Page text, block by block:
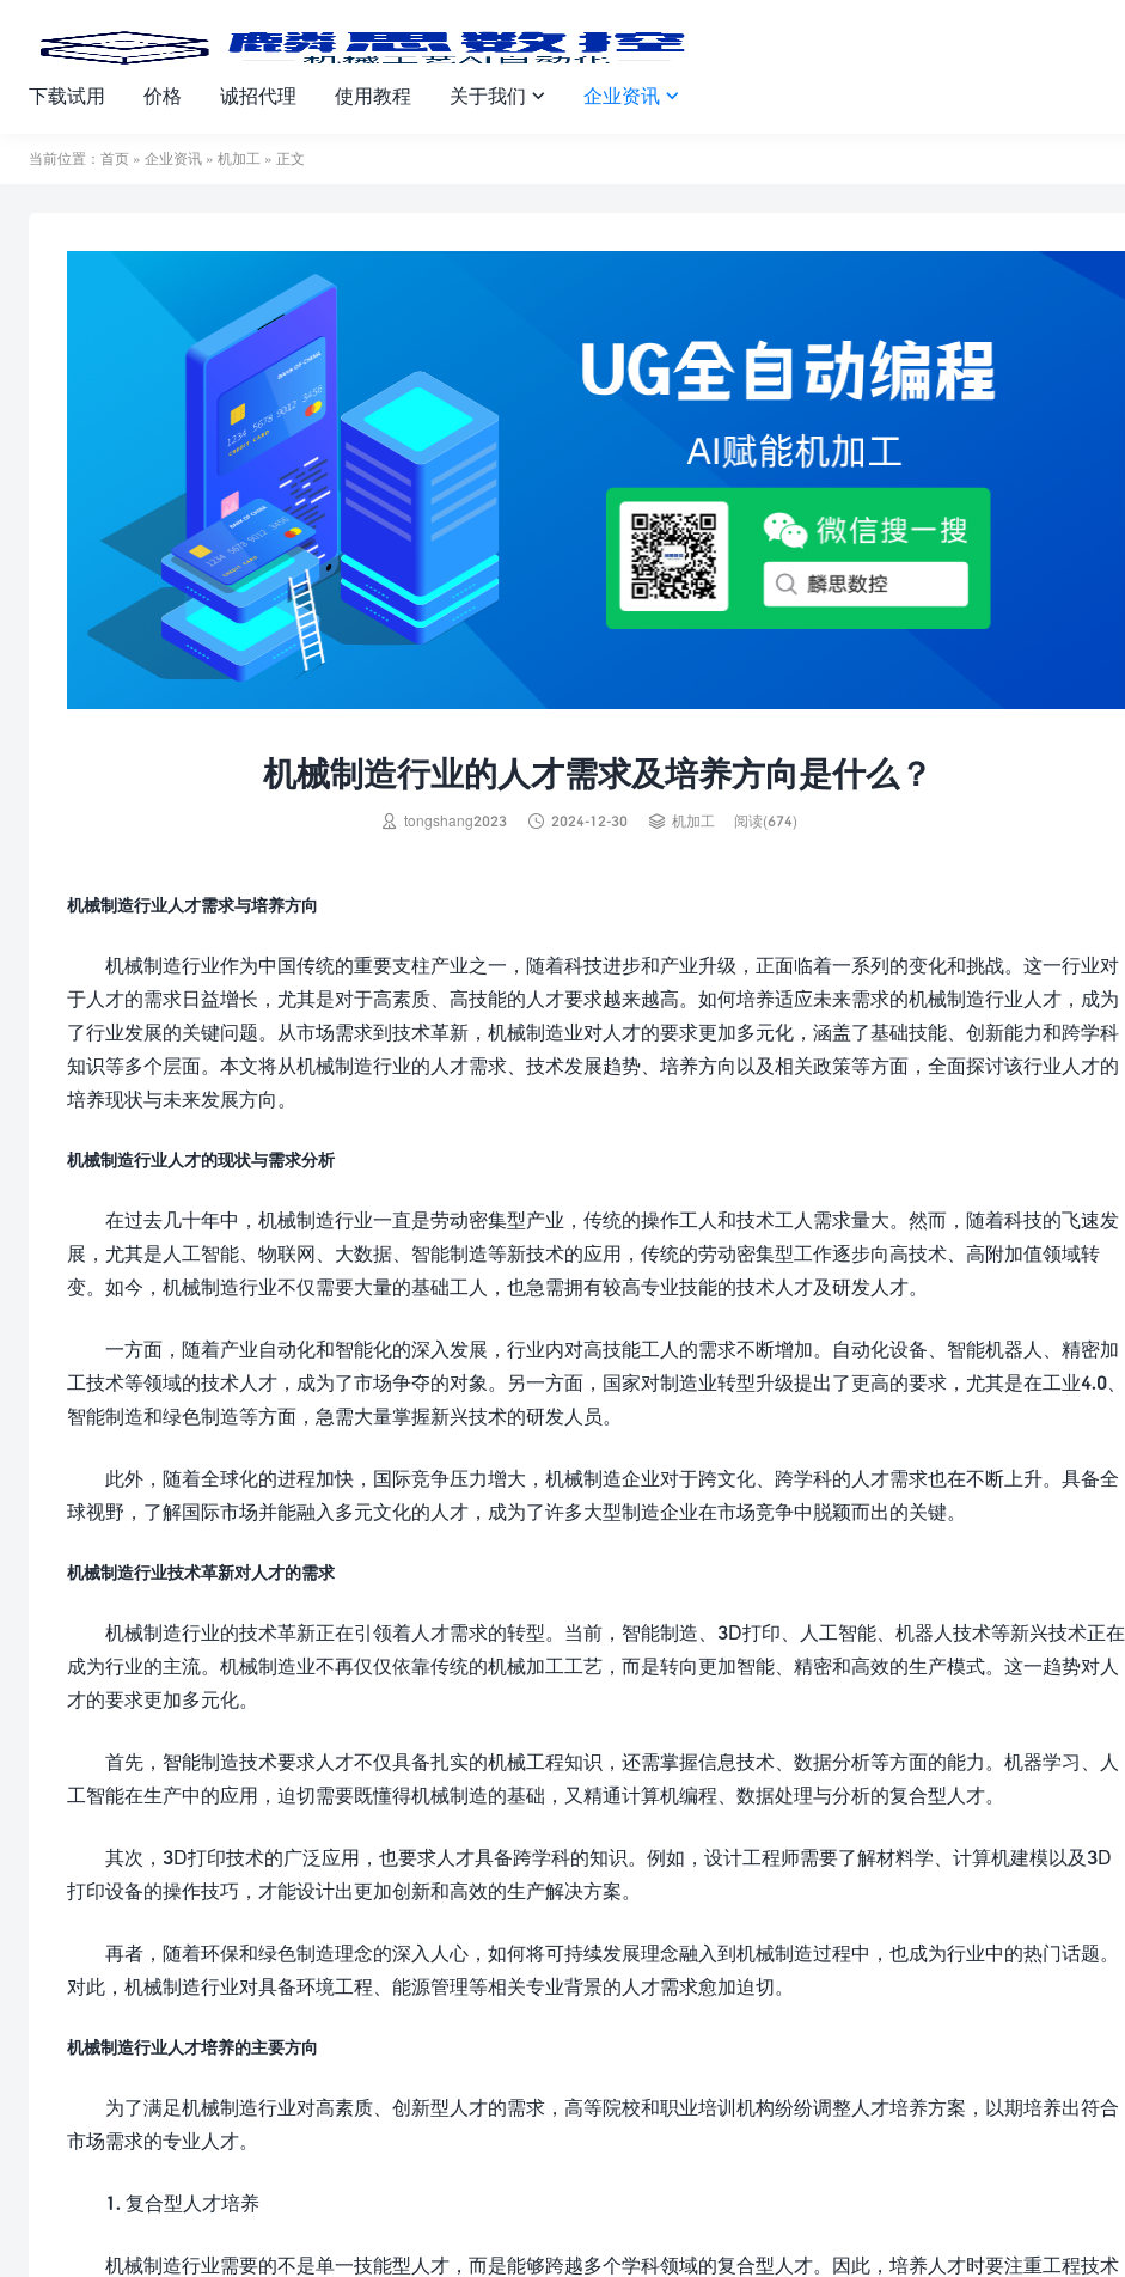
下载试用 价格 诚招代理 使用教程 关于我们  企业资讯 
当前位置： 首页 » 企业资讯 » 机加工 » 正文
机械制造行业的人才需求及培养方向是什么？
 tongshang2023  2024-12-30  机加工 阅读(674)
机械制造行业人才需求与培养方向
机械制造行业作为中国传统的重要支柱产业之一，随着科技进步和产业升级，正面临着一系列的变化和挑战。这一行业对
于人才的需求日益增长，尤其是对于高素质、高技能的人才要求越来越高。如何培养适应未来需求的机械制造行业人才，成为
了行业发展的关键问题。从市场需求到技术革新，机械制造业对人才的要求更加多元化，涵盖了基础技能、创新能力和跨学科
知识等多个层面。本文将从机械制造行业的人才需求、技术发展趋势、培养方向以及相关政策等方面，全面探讨该行业人才的
培养现状与未来发展方向。
机械制造行业人才的现状与需求分析
在过去几十年中，机械制造行业一直是劳动密集型产业，传统的操作工人和技术工人需求量大。然而，随着科技的飞速发
展，尤其是人工智能、物联网、大数据、智能制造等新技术的应用，传统的劳动密集型工作逐步向高技术、高附加值领域转
变。如今，机械制造行业不仅需要大量的基础工人，也急需拥有较高专业技能的技术人才及研发人才。
一方面，随着产业自动化和智能化的深入发展，行业内对高技能工人的需求不断增加。自动化设备、智能机器人、精密加
工技术等领域的技术人才，成为了市场争夺的对象。另一方面，国家对制造业转型升级提出了更高的要求，尤其是在工业4.0、
智能制造和绿色制造等方面，急需大量掌握新兴技术的研发人员。
此外，随着全球化的进程加快，国际竞争压力增大，机械制造企业对于跨文化、跨学科的人才需求也在不断上升。具备全
球视野，了解国际市场并能融入多元文化的人才，成为了许多大型制造企业在市场竞争中脱颖而出的关键。
机械制造行业技术革新对人才的需求
机械制造行业的技术革新正在引领着人才需求的转型。当前，智能制造、3D打印、人工智能、机器人技术等新兴技术正在
成为行业的主流。机械制造业不再仅仅依靠传统的机械加工工艺，而是转向更加智能、精密和高效的生产模式。这一趋势对人
才的要求更加多元化。
首先，智能制造技术要求人才不仅具备扎实的机械工程知识，还需掌握信息技术、数据分析等方面的能力。机器学习、人
工智能在生产中的应用，迫切需要既懂得机械制造的基础，又精通计算机编程、数据处理与分析的复合型人才。
其次，3D打印技术的广泛应用，也要求人才具备跨学科的知识。例如，设计工程师需要了解材料学、计算机建模以及3D
打印设备的操作技巧，才能设计出更加创新和高效的生产解决方案。
再者，随着环保和绿色制造理念的深入人心，如何将可持续发展理念融入到机械制造过程中，也成为行业中的热门话题。
对此，机械制造行业对具备环境工程、能源管理等相关专业背景的人才需求愈加迫切。
机械制造行业人才培养的主要方向
为了满足机械制造行业对高素质、创新型人才的需求，高等院校和职业培训机构纷纷调整人才培养方案，以期培养出符合
市场需求的专业人才。
1. 复合型人才培养
机械制造行业需要的不是单一技能型人才，而是能够跨越多个学科领域的复合型人才。因此，培养人才时要注重工程技术